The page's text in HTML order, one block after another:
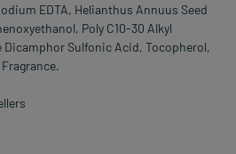
EDTA, Helianthus Annuus Seed
Poly C10-30 Alkyl
Dicamphor Sulfonic Acid, Tocopherol,